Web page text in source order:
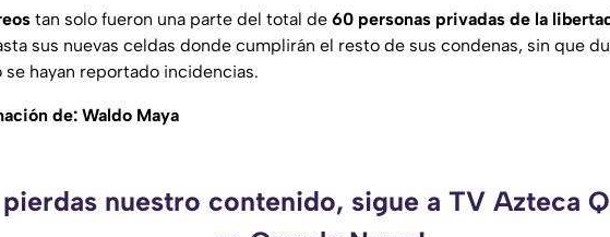
tan solo fueron una parte del total de 60 personas privadas de la
sus nuevas celdas donde cumplirán el resto de sus condenas, sin que
hayan reportado incidencias.
de: Waldo Maya
pierdas nuestro contenido, sigue a TV Azteca